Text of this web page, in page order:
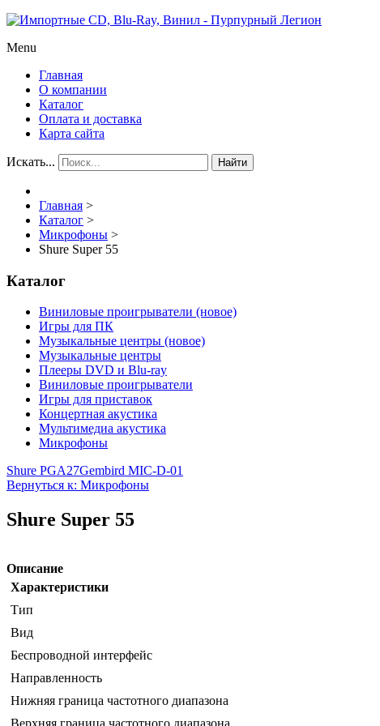
Menu
Главная
О компании
Каталог
Оплата и доставка
Карта сайта
Искать... Найти
Главная >
Каталог >
Микрофоны >
Shure Super 55
Каталог
Виниловые проигрыватели (новое)
Игры для ПК
Музыкальные центры (новое)
Музыкальные центры
Плееры DVD и Blu-ray
Виниловые проигрыватели
Игры для приставок
Концертная акустика
Мультимедиа акустика
Микрофоны
Shure PGA27Gembird MIC-D-01
Вернуться к: Микрофоны
Shure Super 55
Описание
Характеристики
Тип
Вид
Беспроводной интерфейс
Направленность
Нижняя граница частотного диапазона